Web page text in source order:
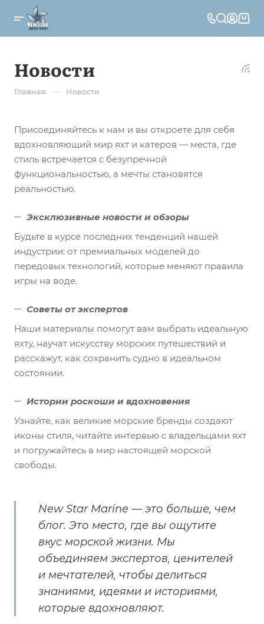
Новости
Главная — Новости
Присоединяйтесь к нам и вы откроете для себя
вдохновляющий мир яхт и катеров — места, где
стиль встречается с безупречной
функциональностью, а мечты становятся
реальностью.
Эксклюзивные новости и обзоры
Будьте в курсе последних тенденций нашей
индустрии: от премиальных моделей до
передовых технологий, которые меняют правила
игры на воде.
Советы от экспертов
Наши материалы помогут вам выбрать идеальную
яхту, научат искусству морских путешествий и
расскажут, как сохранить судно в идеальном
состоянии.
Истории роскоши и вдохновения
Узнайте, как великие морские бренды создают
иконы стиля, читайте интервью с владельцами яхт
и погружайтесь в мир настоящей морской
свободы.
New Star Marine — это больше, чем
блог. Это место, где вы ощутите
вкус морской жизни. Мы
объединяем экспертов, ценителей
и мечтателей, чтобы делиться
знаниями, идеями и историями,
которые вдохновляют.